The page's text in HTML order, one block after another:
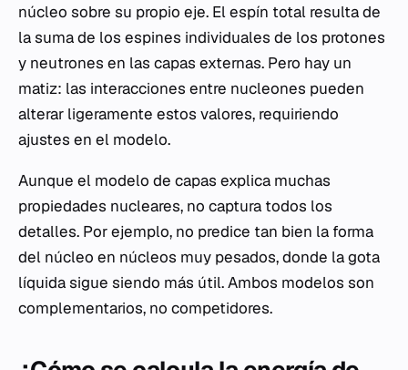
núcleo sobre su propio eje. El espín total resulta de
la suma de los espines individuales de los protones
y neutrones en las capas externas. Pero hay un
matiz: las interacciones entre nucleones pueden
alterar ligeramente estos valores, requiriendo
ajustes en el modelo.
Aunque el modelo de capas explica muchas
propiedades nucleares, no captura todos los
detalles. Por ejemplo, no predice tan bien la forma
del núcleo en núcleos muy pesados, donde la gota
líquida sigue siendo más útil. Ambos modelos son
complementarios, no competidores.